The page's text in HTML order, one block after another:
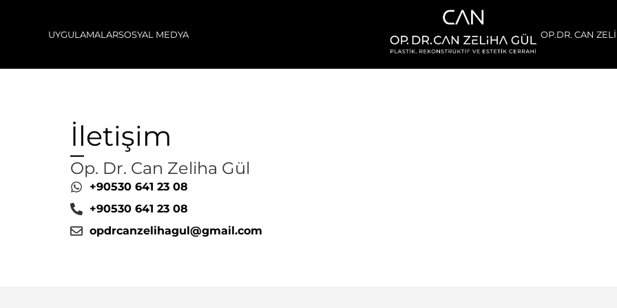
UYGULAMALARSOSYAL MEDYA OP.DR. CAN
İletişim
Op. Dr. Can Zeliha Gül
+90530 641 23 08
+90530 641 23 08
opdrcanzelihagul@gmail.com